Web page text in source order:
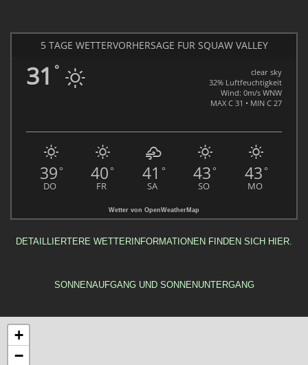
5 TAGE WETTERVORHERSAGE FÜR SQUAW VALLEY
31 °
clear sky
32% Luftfeuchtigkeit
Wind: 0m/s WNW
MAX C 31 • MIN C 27
39 °
DO
40 °
FR
41 °
SA
43 °
SO
43 °
MO
Wetter von OpenWeatherMap
DETAILLIERTERE WETTERINFORMATIONEN FINDEN SICH HIER.
SONNENAUFGANG UND SONNENUNTERGANG
+
−